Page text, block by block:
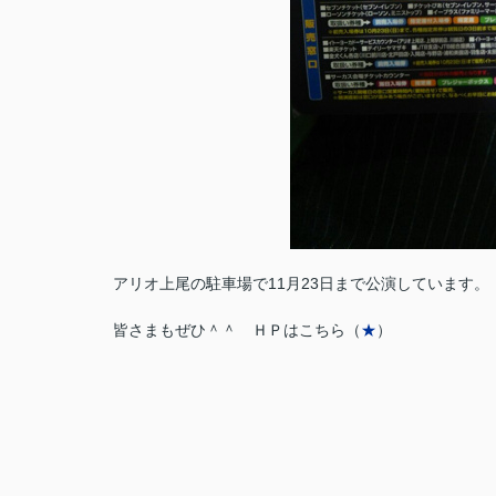
アリオ上尾の駐車場で11月23日まで公演しています。
皆さまもぜひ＾＾ ＨＰはこちら（★）